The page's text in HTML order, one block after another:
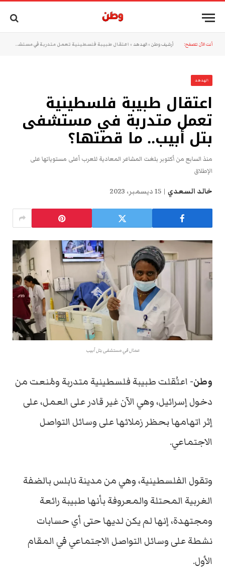
أنت الآن تتصفح: أرشيف وطن »الهدهد » اعتقال طبيبة فلسطينية تعمل متدربة في مستشفى بتل أبيب.. ما قصتها؟
الهدهد
اعتقال طبيبة فلسطينية
تعمل متدربة في مستشفى
بتل أبيب.. ما قصتها؟
منذ السابع من أكتوبر بلغت المشاعر المعادية للعرب أعلى مستوياتها على
الإطلاق
خالد السعدي 15 ديسمبر، 2023
عمال في مستشفى بتل أبيب
وطن- اعتُقلت طبيبة فلسطينية متدربة ومُنعت من
دخول إسرائيل، وهي الآن غير قادر على العمل، على
إثر اتهامها بحظر زملائها على وسائل التواصل
الاجتماعي.
وتقول الفلسطينية، وهي من مدينة نابلس بالضفة
الغربية المحتلة والمعروفة بأنها طبيبة رائعة
ومجتهدة، إنها لم يكن لديها حتى أي حسابات
نشطة على وسائل التواصل الاجتماعي في المقام
الأول.